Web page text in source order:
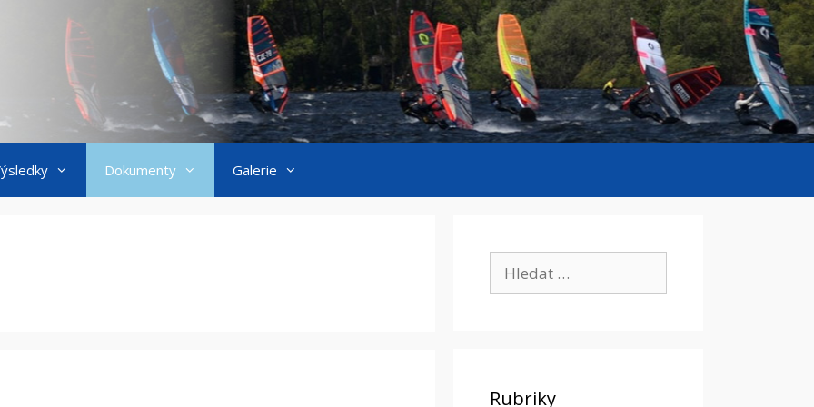
Dokumenty Galerie
Rubriky